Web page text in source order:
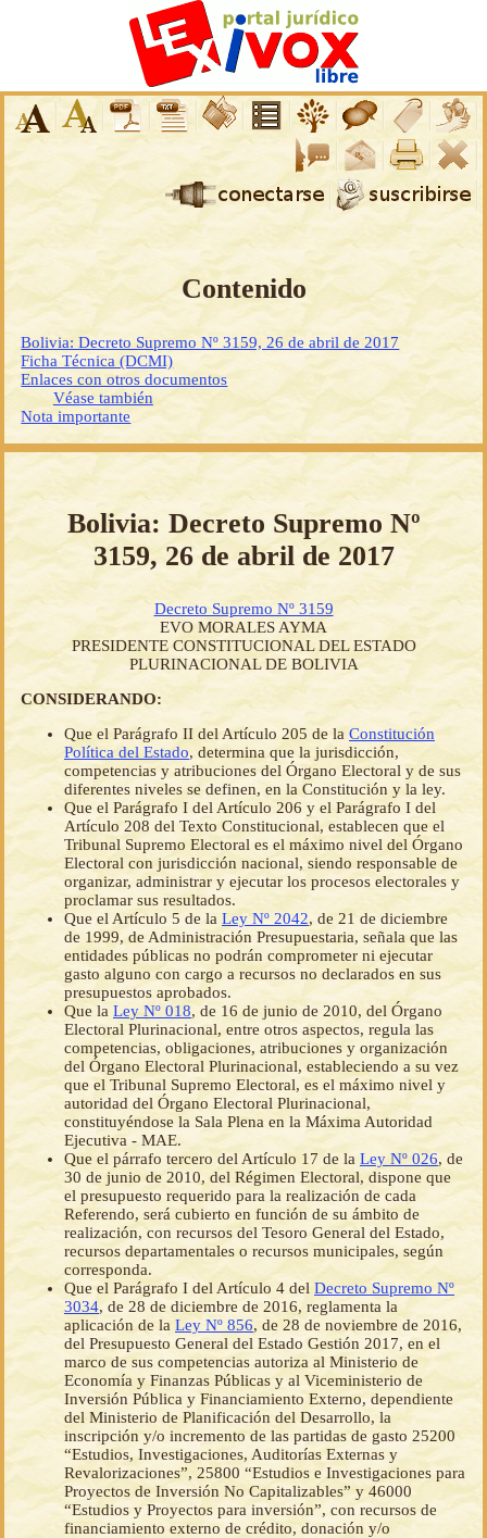
Contenido
Bolivia: Decreto Supremo Nº 3159, 26 de abril de 2017
Ficha Técnica (DCMI)
Enlaces con otros documentos
Véase también
Nota importante
Bolivia: Decreto Supremo Nº
3159, 26 de abril de 2017
Decreto Supremo Nº 3159
EVO MORALES AYMA
PRESIDENTE CONSTITUCIONAL DEL ESTADO
PLURINACIONAL DE BOLIVIA
CONSIDERANDO:
Que el Parágrafo II del Artículo 205 de la Constitución
Política del Estado, determina que la jurisdicción,
competencias y atribuciones del Órgano Electoral y de sus
diferentes niveles se definen, en la Constitución y la ley.
Que el Parágrafo I del Artículo 206 y el Parágrafo I del
Artículo 208 del Texto Constitucional, establecen que el
Tribunal Supremo Electoral es el máximo nivel del Órgano
Electoral con jurisdicción nacional, siendo responsable de
organizar, administrar y ejecutar los procesos electorales y
proclamar sus resultados.
Que el Artículo 5 de la Ley Nº 2042, de 21 de diciembre
de 1999, de Administración Presupuestaria, señala que las
entidades públicas no podrán comprometer ni ejecutar
gasto alguno con cargo a recursos no declarados en sus
presupuestos aprobados.
Que la Ley Nº 018, de 16 de junio de 2010, del Órgano
Electoral Plurinacional, entre otros aspectos, regula las
competencias, obligaciones, atribuciones y organización
del Órgano Electoral Plurinacional, estableciendo a su vez
que el Tribunal Supremo Electoral, es el máximo nivel y
autoridad del Órgano Electoral Plurinacional,
constituyéndose la Sala Plena en la Máxima Autoridad
Ejecutiva - MAE.
Que el párrafo tercero del Artículo 17 de la Ley Nº 026, de
30 de junio de 2010, del Régimen Electoral, dispone que
el presupuesto requerido para la realización de cada
Referendo, será cubierto en función de su ámbito de
realización, con recursos del Tesoro General del Estado,
recursos departamentales o recursos municipales, según
corresponda.
Que el Parágrafo I del Artículo 4 del Decreto Supremo Nº
3034, de 28 de diciembre de 2016, reglamenta la
aplicación de la Ley Nº 856, de 28 de noviembre de 2016,
del Presupuesto General del Estado Gestión 2017, en el
marco de sus competencias autoriza al Ministerio de
Economía y Finanzas Públicas y al Viceministerio de
Inversión Pública y Financiamiento Externo, dependiente
del Ministerio de Planificación del Desarrollo, la
inscripción y/o incremento de las partidas de gasto 25200
“Estudios, Investigaciones, Auditorías Externas y
Revalorizaciones”, 25800 “Estudios e Investigaciones para
Proyectos de Inversión No Capitalizables” y 46000
“Estudios y Proyectos para inversión”, con recursos de
financiamiento externo de crédito, donación y/o